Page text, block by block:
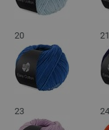
20 21
23 24